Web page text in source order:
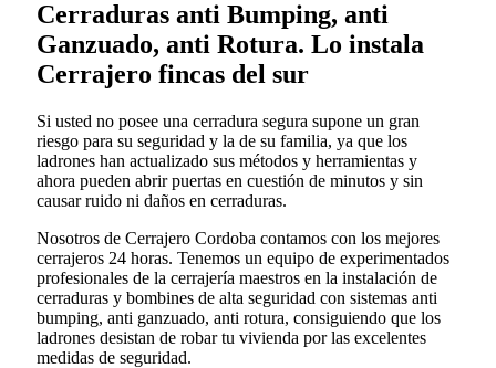
Cerraduras anti Bumping, anti
Ganzuado, anti Rotura. Lo instala
Cerrajero fincas del sur
Si usted no posee una cerradura segura supone un gran
riesgo para su seguridad y la de su familia, ya que los
ladrones han actualizado sus métodos y herramientas y
ahora pueden abrir puertas en cuestión de minutos y sin
causar ruido ni daños en cerraduras.
Nosotros de Cerrajero Cordoba contamos con los mejores
cerrajeros 24 horas. Tenemos un equipo de experimentados
profesionales de la cerrajería maestros en la instalación de
cerraduras y bombines de alta seguridad con sistemas anti
bumping, anti ganzuado, anti rotura, consiguiendo que los
ladrones desistan de robar tu vivienda por las excelentes
medidas de seguridad.